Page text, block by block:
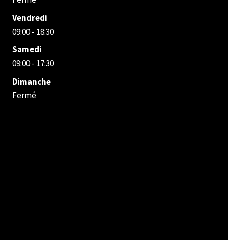
Vendredi
09:00 - 18:30
Samedi
09:00 - 17:30
Dimanche
Fermé